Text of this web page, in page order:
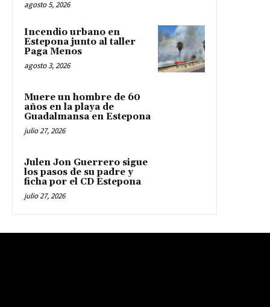
agosto 5, 2026
Incendio urbano en
Estepona junto al taller
Paga Menos
agosto 3, 2026
Muere un hombre de 60
años en la playa de
Guadalmansa en Estepona
julio 27, 2026
Julen Jon Guerrero sigue
los pasos de su padre y
ficha por el CD Estepona
julio 27, 2026